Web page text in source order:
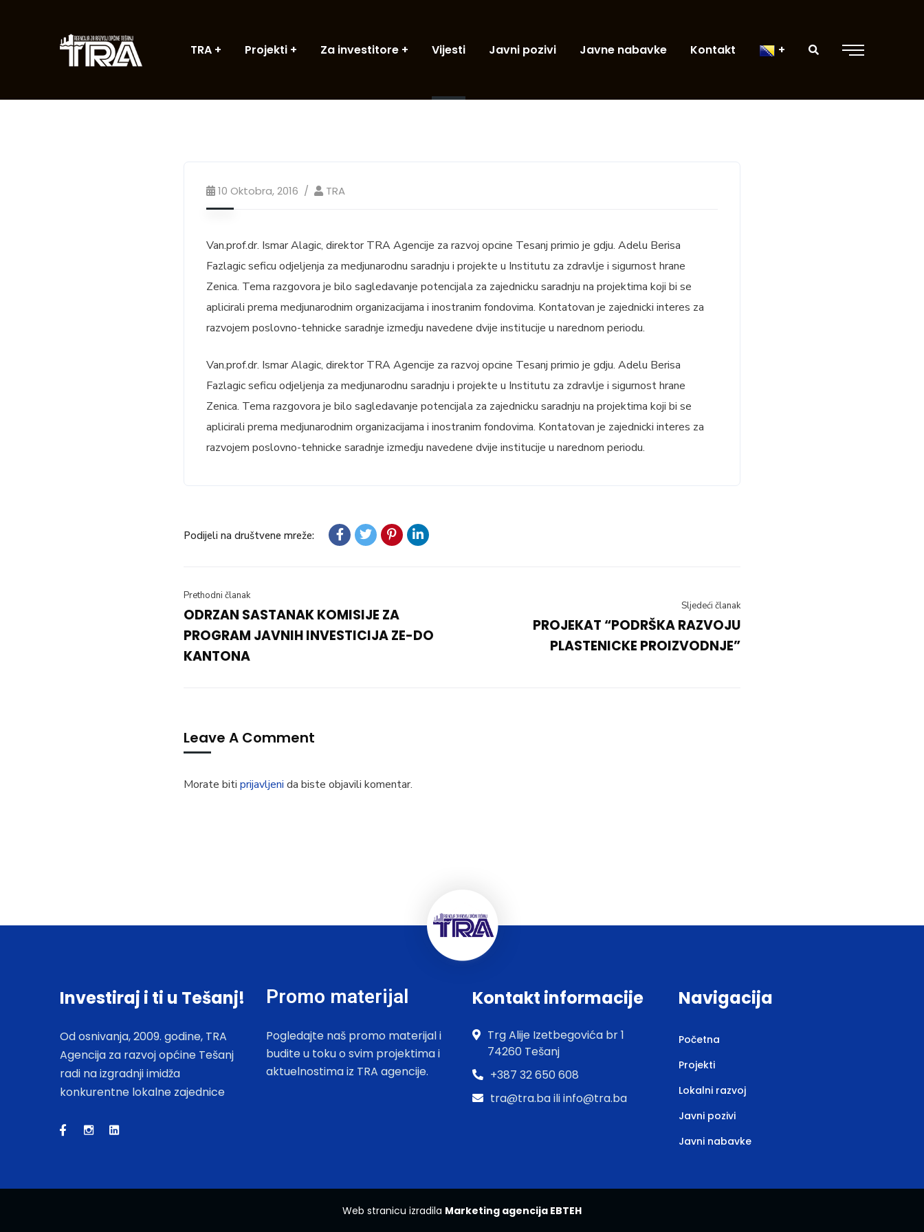
TRA Projekti Za investitore Vijesti Javni pozivi Javne nabavke Kontakt
10 Oktobra, 2016 TRA
Van.prof.dr. Ismar Alagic, direktor TRA Agencije za razvoj opcine Tesanj primio je gdju. Adelu Berisa
Fazlagic seficu odjeljenja za medjunarodnu saradnju i projekte u Institutu za zdravlje i sigurnost hrane
Zenica. Tema razgovora je bilo sagledavanje potencijala za zajednicku saradnju na projektima koji bi se
aplicirali prema medjunarodnim organizacijama i inostranim fondovima. Kontatovan je zajednicki interes za
razvojem poslovno-tehnicke saradnje izmedju navedene dvije institucije u narednom periodu.
Van.prof.dr. Ismar Alagic, direktor TRA Agencije za razvoj opcine Tesanj primio je gdju. Adelu Berisa
Fazlagic seficu odjeljenja za medjunarodnu saradnju i projekte u Institutu za zdravlje i sigurnost hrane
Zenica. Tema razgovora je bilo sagledavanje potencijala za zajednicku saradnju na projektima koji bi se
aplicirali prema medjunarodnim organizacijama i inostranim fondovima. Kontatovan je zajednicki interes za
razvojem poslovno-tehnicke saradnje izmedju navedene dvije institucije u narednom periodu.
Podijeli na društvene mreže:
Prethodni članak
ODRZAN SASTANAK KOMISIJE ZA
PROGRAM JAVNIH INVESTICIJA ZE-DO
KANTONA
Sljedeći članak
PROJEKAT “PODRŠKA RAZVOJU
PLASTENICKE PROIZVODNJE”
Leave A Comment
Morate biti prijavljeni da biste objavili komentar.
Investiraj i ti u Tešanj!
Od osnivanja, 2009. godine, TRA
Agencija za razvoj općine Tešanj
radi na izgradnji imidža
konkurentne lokalne zajednice
Promo materijal
Pogledajte naš promo materijal i
budite u toku o svim projektima i
aktuelnostima iz TRA agencije.
Kontakt informacije
Trg Alije Izetbegovića br 1
74260 Tešanj
+387 32 650 608
tra@tra.ba ili info@tra.ba
Navigacija
Početna
Projekti
Lokalni razvoj
Javni pozivi
Javni nabavke
Web stranicu izradila Marketing agencija EBTEH